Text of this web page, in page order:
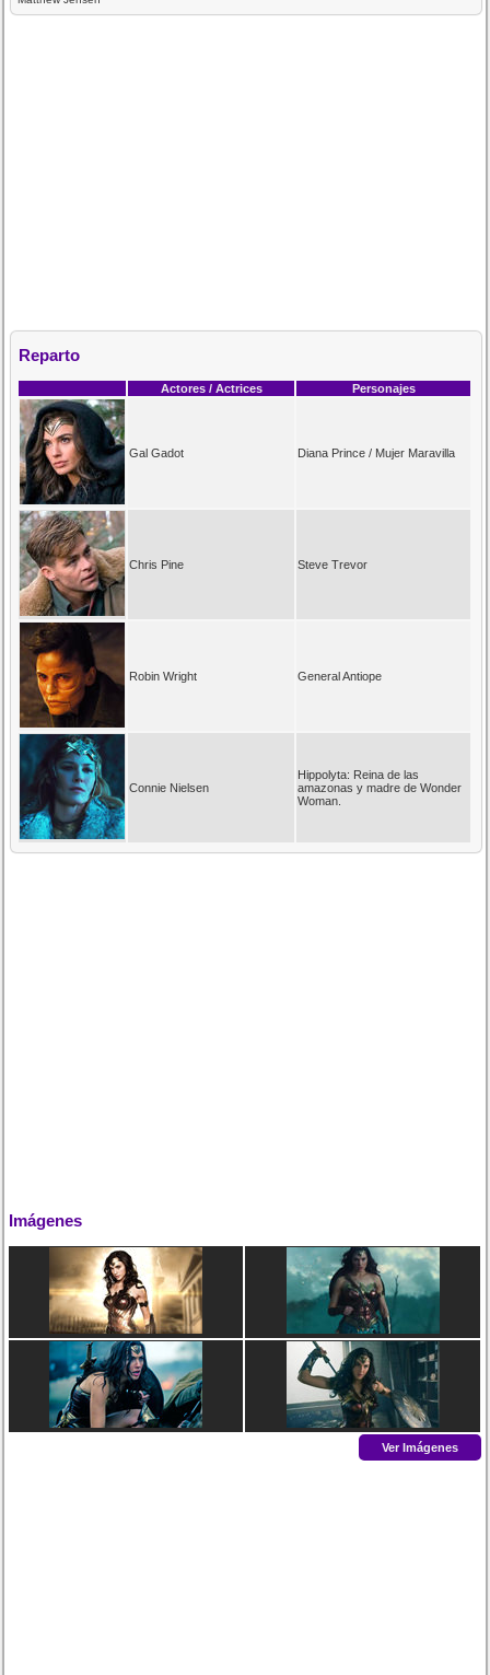
Reparto
Actores / Actrices Personajes
Gal Gadot Diana Prince / Mujer Maravilla
Chris Pine Steve Trevor
Robin Wright General Antiope
Connie Nielsen
Hippolyta: Reina de las
amazonas y madre de Wonder
Woman.
Imágenes
Ver Imágenes